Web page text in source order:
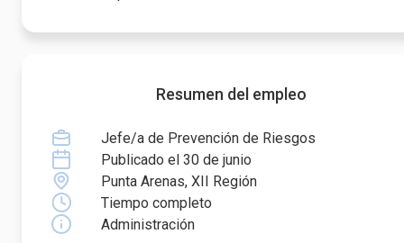
Resumen del empleo
Jefe/a de Prevención de Riesgos
Publicado el 30 de junio
Punta Arenas, XII Región
Tiempo completo
Administración